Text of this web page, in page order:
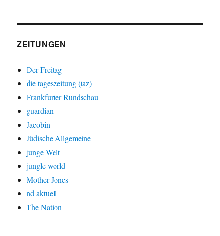
ZEITUNGEN
Der Freitag
die tageszeitung (taz)
Frankfurter Rundschau
guardian
Jacobin
Jüdische Allgemeine
junge Welt
jungle world
Mother Jones
nd aktuell
The Nation